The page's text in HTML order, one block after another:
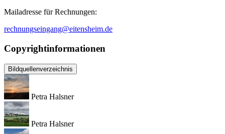
Mailadresse für Rechnungen:
rechnungseingang@eitensheim.de
Copyrightinformationen
Bildquellenverzeichnis
Petra Halsner
Petra Halsner